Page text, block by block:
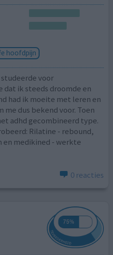
hoofdpijn
studeerde voor
ik steeds droomde en
had ik moeite met leren en
me dus bekend voor. Toen
adhd gecombineerd type.
Rilatine - rebound,
en medikined - werkte
0 reacties